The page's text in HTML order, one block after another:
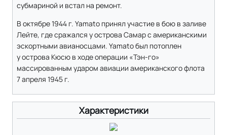
субмариной и встал на ремонт.
В октябре 1944 г. Yamato принял участие в бою в заливе
Лейте, где сражался у острова Самар с американскими
эскортными авианосцами. Yamato был потоплен
у острова Кюсю в ходе операции «Тэн-го»
массированным ударом авиации американского флота
7 апреля 1945 г.
Характеристики